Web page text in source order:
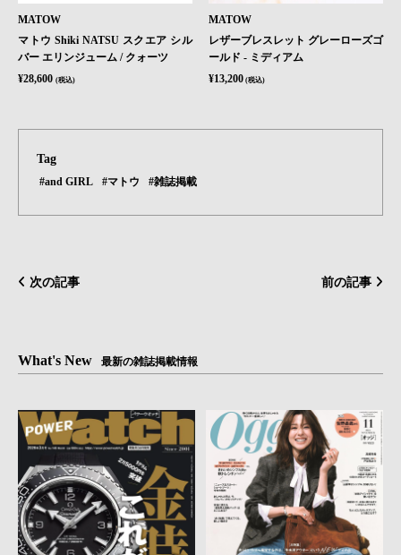
MATOW
マトウ Shiki NATSU スクエア シル
バー エリンジューム / クォーツ
¥28,600 (税込)
MATOW
レザーブレスレット グレーローズゴ
ールド - ミディアム
¥13,200 (税込)
Tag
#and GIRL #マトウ #雑誌掲載
次の記事 前の記事
What's New 最新の雑誌掲載情報